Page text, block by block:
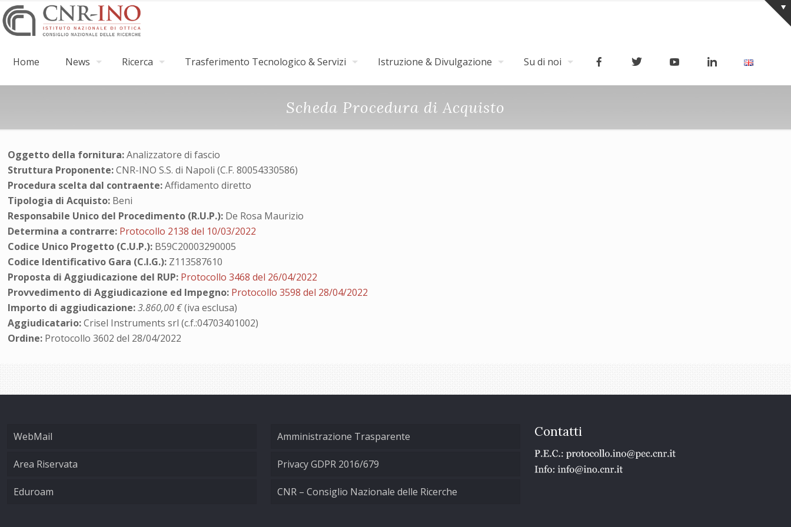
Home News Ricerca Trasferimento Tecnologico & Servizi Istruzione & Divulgazione Su di noi
Scheda Procedura di Acquisto
Oggetto della fornitura:Analizzatore di fascio
Struttura Proponente:CNR-INO S.S. di Napoli (C.F. 80054330586)
Procedura scelta dal contraente:Affidamento diretto
Tipologia di Acquisto: Beni
Responsabile Unico del Procedimento (R.U.P.): De Rosa Maurizio
Determina a contrarre: Protocollo 2138 del 10/03/2022
Codice Unico Progetto (C.U.P.): B59C20003290005
Codice Identificativo Gara (C.I.G.): Z113587610
Proposta di Aggiudicazione del RUP: Protocollo 3468 del 26/04/2022
Provvedimento di Aggiudicazione ed Impegno: Protocollo 3598 del 28/04/2022
Importo di aggiudicazione: 3.860,00 €(iva esclusa)
Aggiudicatario:Crisel Instruments srl (c.f.:04703401002)
Ordine: Protocollo 3602 del 28/04/2022
WebMail
Area Riservata
Eduroam
Amministrazione Trasparente
Privacy GDPR 2016/679
CNR – Consiglio Nazionale delle Ricerche
Contatti